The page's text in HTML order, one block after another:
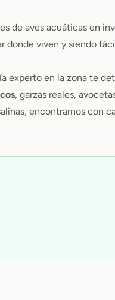
aves acuáticas en
viven y siendo
experto en la zona te
, garzas reales,
encontrarnos con